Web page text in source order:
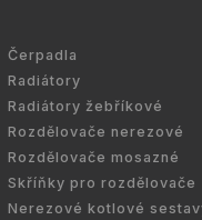
Čerpadla
Radiátory
Radiátory žebříkové
Rozdělovače nerezové
Rozdělovače mosazné
Skříňky pro rozdělovače
Nerezové kotlové